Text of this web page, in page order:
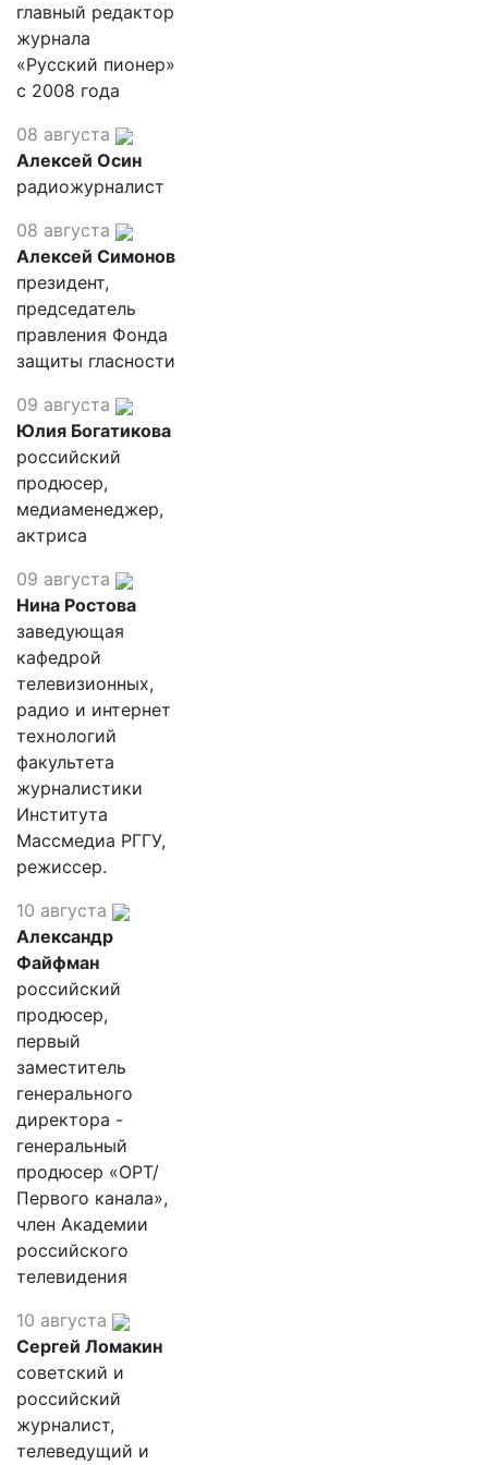
главный редактор
журнала
«Русский пионер»
с 2008 года
08 августа
Алексей Осин
радиожурналист
08 августа
Алексей Симонов
президент,
председатель
правления Фонда
защиты гласности
09 августа
Юлия Богатикова
российский
продюсер,
медиаменеджер,
актриса
09 августа
Нина Ростова
заведующая
кафедрой
телевизионных,
радио и интернет
технологий
факультета
журналистики
Института
Массмедиа РГГУ,
режиссер.
10 августа
Александр
Файфман
российский
продюсер,
первый
заместитель
генерального
директора -
генеральный
продюсер «ОРТ/
Первого канала»,
член Академии
российского
телевидения
10 августа
Сергей Ломакин
советский и
российский
журналист,
телеведущий и